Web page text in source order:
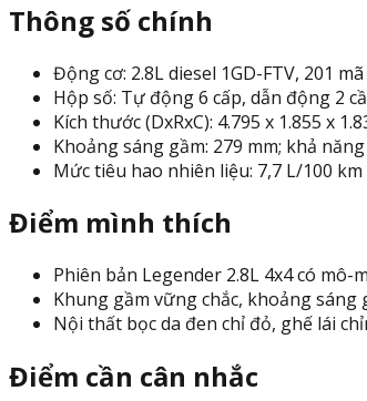
Thông số chính
Động cơ: 2.8L diesel 1GD-FTV, 201
Hộp số: Tự động 6 cấp, dẫn động 2
Kích thước (DxRxC): 4.795 x 1.855 x
Khoảng sáng gầm: 279 mm; khả
Mức tiêu hao nhiên liệu: 7,7 L/100
Điểm mình thích
Phiên bản Legender 2.8L 4x4 có
Khung gầm vững chắc, khoảng
Nội thất bọc da đen chỉ đỏ, ghế lái
Điểm cần cân nhắc